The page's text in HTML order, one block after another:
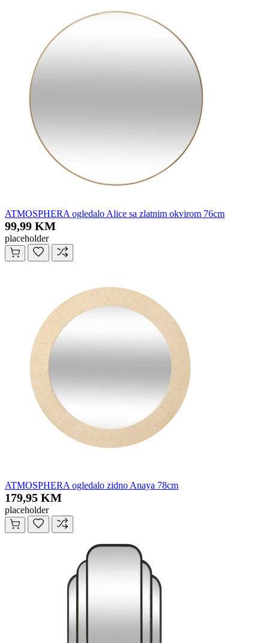
ATMOSPHERA ogledalo Alice sa zlatnim okvirom 76cm
99,99 KM
placeholder
ATMOSPHERA ogledalo zidno Anaya 78cm
179,95 KM
placeholder